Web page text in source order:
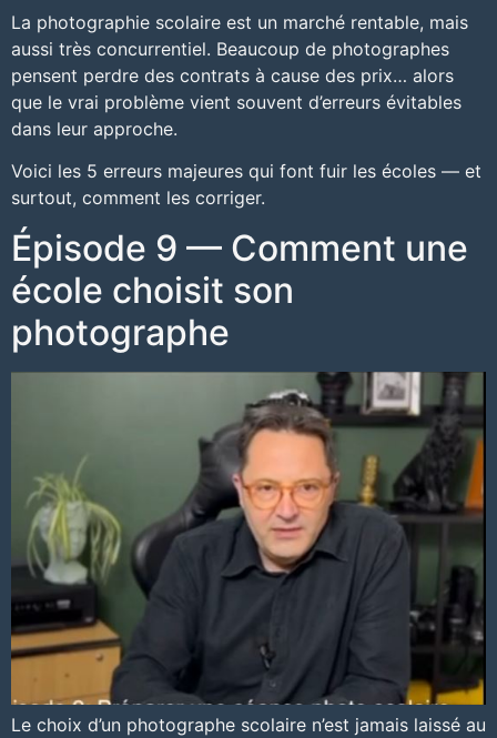
La photographie scolaire est un marché rentable, mais
aussi très concurrentiel. Beaucoup de photographes
pensent perdre des contrats à cause des prix… alors
que le vrai problème vient souvent d’erreurs évitables
dans leur approche.
Voici les 5 erreurs majeures qui font fuir les écoles — et
surtout, comment les corriger.
Épisode 9 — Comment une
école choisit son
photographe
Le choix d’un photographe scolaire n’est jamais laissé au